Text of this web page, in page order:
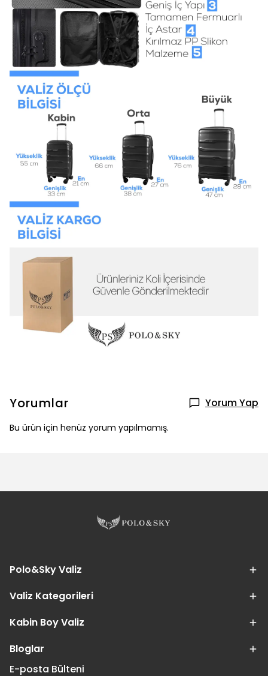
Yorumlar Yorum Yap
Bu ürün için henüz yorum yapılmamış.
Polo&Sky Valiz
Valiz Kategorileri
Kabin Boy Valiz
Bloglar
E-posta Bülteni